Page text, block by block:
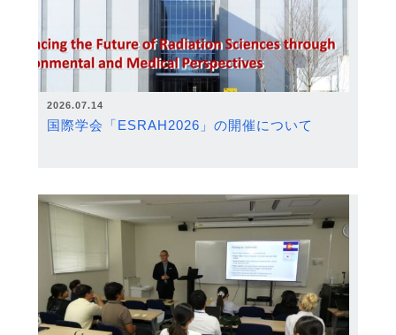
2026.07.14
国際学会「ESRAH2026」の開催について